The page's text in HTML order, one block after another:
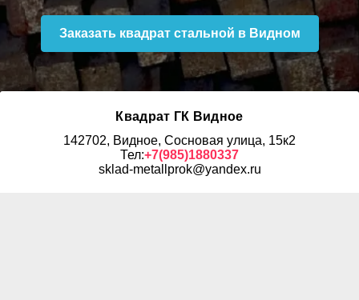
Заказать квадрат стальной в Видном
Квадрат ГК Видное
142702, Видное, Сосновая улица, 15к2
Тел:+7(985)1880337
sklad-metallprok@yandex.ru